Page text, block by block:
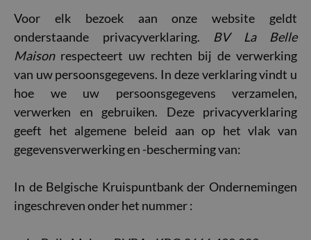
Voor elk bezoek aan onze website geldt
onderstaande privacyverklaring. BV La Belle
Maison respecteert uw rechten bij de verwerking
van uw persoonsgegevens. In deze verklaring vindt u
hoe we uw persoonsgegevens verzamelen,
verwerken en gebruiken. Deze privacyverklaring
geeft het algemene beleid aan op het vlak van
gegevensverwerking en -bescherming van:
In de Belgische Kruispuntbank der Ondernemingen
ingeschreven onder het nummer :